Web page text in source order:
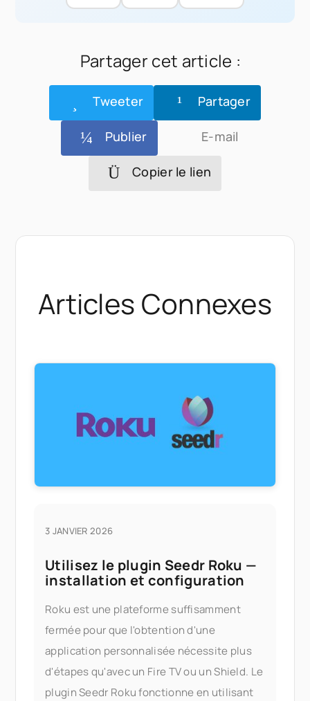
Partager cet article :
Tweeter Partager
Publier E-mail
Copier le lien
Articles Connexes
3 JANVIER 2026
Utilisez le plugin Seedr Roku —
installation et configuration
Roku est une plateforme suffisamment
fermée pour que l'obtention d'une
application personnalisée nécessite plus
d'étapes qu'avec un Fire TV ou un Shield. Le
plugin Seedr Roku fonctionne en utilisant